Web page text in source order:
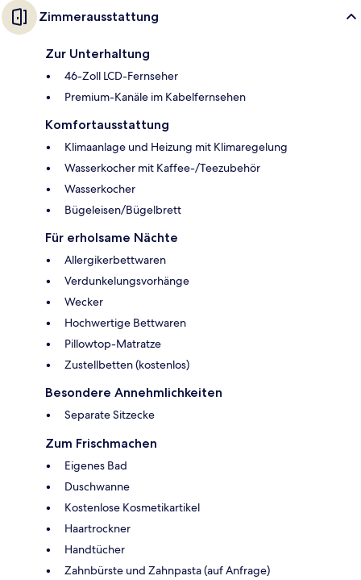
Zimmerausstattung
Zur Unterhaltung
46-Zoll LCD-Fernseher
Premium-Kanäle im Kabelfernsehen
Komfortausstattung
Klimaanlage und Heizung mit Klimaregelung
Wasserkocher mit Kaffee-/Teezubehör
Wasserkocher
Bügeleisen/Bügelbrett
Für erholsame Nächte
Allergikerbettwaren
Verdunkelungsvorhänge
Wecker
Hochwertige Bettwaren
Pillowtop-Matratze
Zustellbetten (kostenlos)
Besondere Annehmlichkeiten
Separate Sitzecke
Zum Frischmachen
Eigenes Bad
Duschwanne
Kostenlose Kosmetikartikel
Haartrockner
Handtücher
Zahnbürste und Zahnpasta (auf Anfrage)